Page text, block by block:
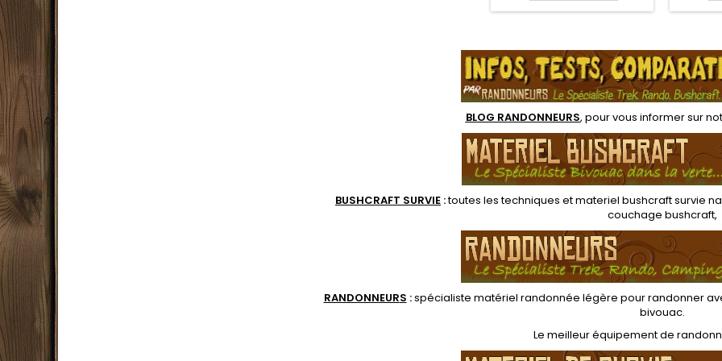
balistique et de différents
pointe brise vitre,
stéthoscope, lampe torche,
ciseaux, pince kelly)
de
la
BLOG RANDONNEURS, pour vous informer sur
BUSHCRAFT SURVIE :toutes les techniques etmateriel bushcraft survie
couchage bushcraft,
RANDONNEURS :spécialiste matériel randonnée légère pour randonner
bivouac.
Le meilleur équipement de